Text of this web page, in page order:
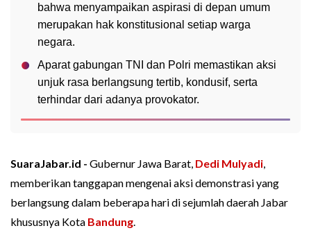
bahwa menyampaikan aspirasi di depan umum
merupakan hak konstitusional setiap warga
negara.
Aparat gabungan TNI dan Polri memastikan aksi
unjuk rasa berlangsung tertib, kondusif, serta
terhindar dari adanya provokator.
SuaraJabar.id - Gubernur Jawa Barat, Dedi Mulyadi,
memberikan tanggapan mengenai aksi demonstrasi yang
berlangsung dalam beberapa hari di sejumlah daerah Jabar
khususnya Kota Bandung.